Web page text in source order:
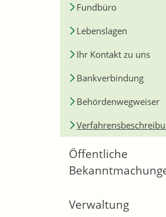
Fundbüro
Lebenslagen
Ihr Kontakt zu uns
Bankverbindung
Behördenwegweiser
Öffentliche
Verwaltung